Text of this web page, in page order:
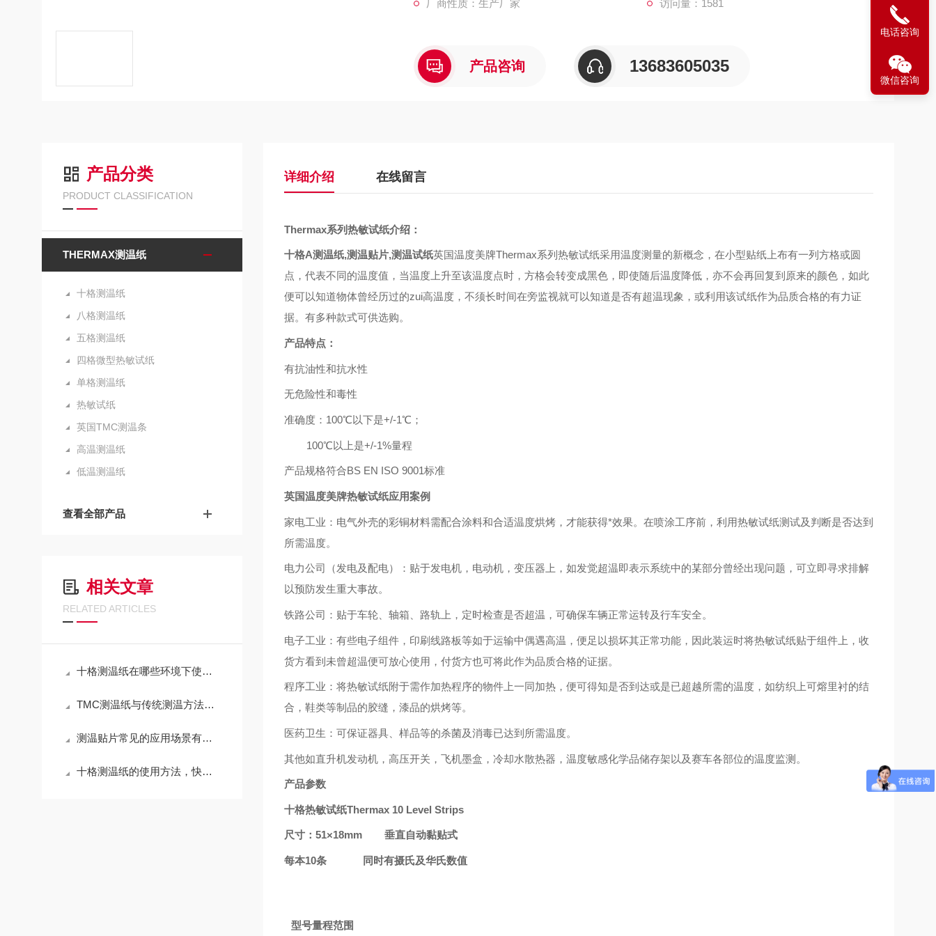
厂商性质：生产厂家 访问量：1581
产品咨询 13683605035
产品分类
PRODUCT CLASSIFICATION
THERMAX测温纸
十格测温纸
八格测温纸
五格测温纸
四格微型热敏试纸
单格测温纸
热敏试纸
英国TMC测温条
高温测温纸
低温测温纸
查看全部产品
相关文章
RELATED ARTICLES
十格测温纸在哪些环境下使用效果好？
TMC测温纸与传统测温方法相比有哪些优势？
测温贴片常见的应用场景有哪些？
十格测温纸的使用方法，快来学习下吧
详细介绍 在线留言
Thermax系列热敏试纸介绍：
十格A测温纸,测温贴片,测温试纸英国温度美牌Thermax系列热敏试纸采用温度测量的新概念，在小型贴纸上布有一列方格或圆
点，代表不同的温度值，当温度上升至该温度点时，方格会转变成黑色，即使随后温度降低，亦不会再回复到原来的颜色，如此
便可以知道物体曾经历过的zui高温度，不须长时间在旁监视就可以知道是否有超温现象，或利用该试纸作为品质合格的有力证
据。有多种款式可供选购。
产品特点：
有抗油性和抗水性
无危险性和毒性
准确度：100℃以下是+/-1℃；
100℃以上是+/-1%量程
产品规格符合BS EN ISO 9001标准
英国温度美牌热敏试纸应用案例
家电工业：电气外壳的彩铜材料需配合涂料和合适温度烘烤，才能获得*效果。在喷涂工序前，利用热敏试纸测试及判断是否达到
所需温度。
电力公司（发电及配电）：贴于发电机，电动机，变压器上，如发觉超温即表示系统中的某部分曾经出现问题，可立即寻求排解
以预防发生重大事故。
铁路公司：贴于车轮、轴箱、路轨上，定时检查是否超温，可确保车辆正常运转及行车安全。
电子工业：有些电子组件，印刷线路板等如于运输中偶遇高温，便足以损坏其正常功能，因此装运时将热敏试纸贴于组件上，收
货方看到未曾超温便可放心使用，付货方也可将此作为品质合格的证据。
程序工业：将热敏试纸附于需作加热程序的物件上一同加热，便可得知是否到达或是已超越所需的温度，如纺织上可熔里衬的结
合，鞋类等制品的胶缝，漆品的烘烤等。
医药卫生：可保证器具、样品等的杀菌及消毒已达到所需温度。
其他如直升机发动机，高压开关，飞机墨盒，冷却水散热器，温度敏感化学品储存架以及赛车各部位的温度监测。
产品参数
十格热敏试纸Thermax 10 Level Strips
尺寸：51×18mm 垂直自动黏贴式
每本10条 同时有摄氏及华氏数值
型号量程范围
电话咨询
微信咨询